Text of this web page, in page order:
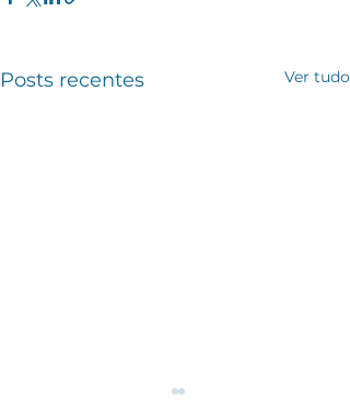
Posts recentes Ver tudo